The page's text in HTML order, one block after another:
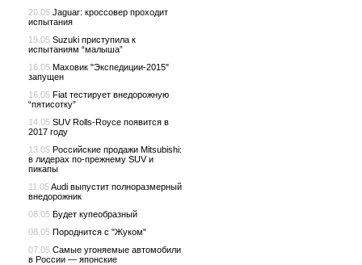
20.05 Jaguar: кроссовер проходит
испытания
19.05 Suzuki приступила к
испытаниям “малыша”
16.05 Маховик "Экспедиции-2015"
запущен
16.05 Fiat тестирует внедорожную
“пятисотку”
14.05 SUV Rolls-Royce появится в
2017 году
13.05 Российские продажи Mitsubishi:
в лидерах по-прежнему SUV и
пикапы
11.05Audi выпустит полноразмерный
внедорожник
08.05 Будет купеобразный
08.05 Породнится с "Жуком"
07.05 Самые угоняемые автомобили
в России — японские